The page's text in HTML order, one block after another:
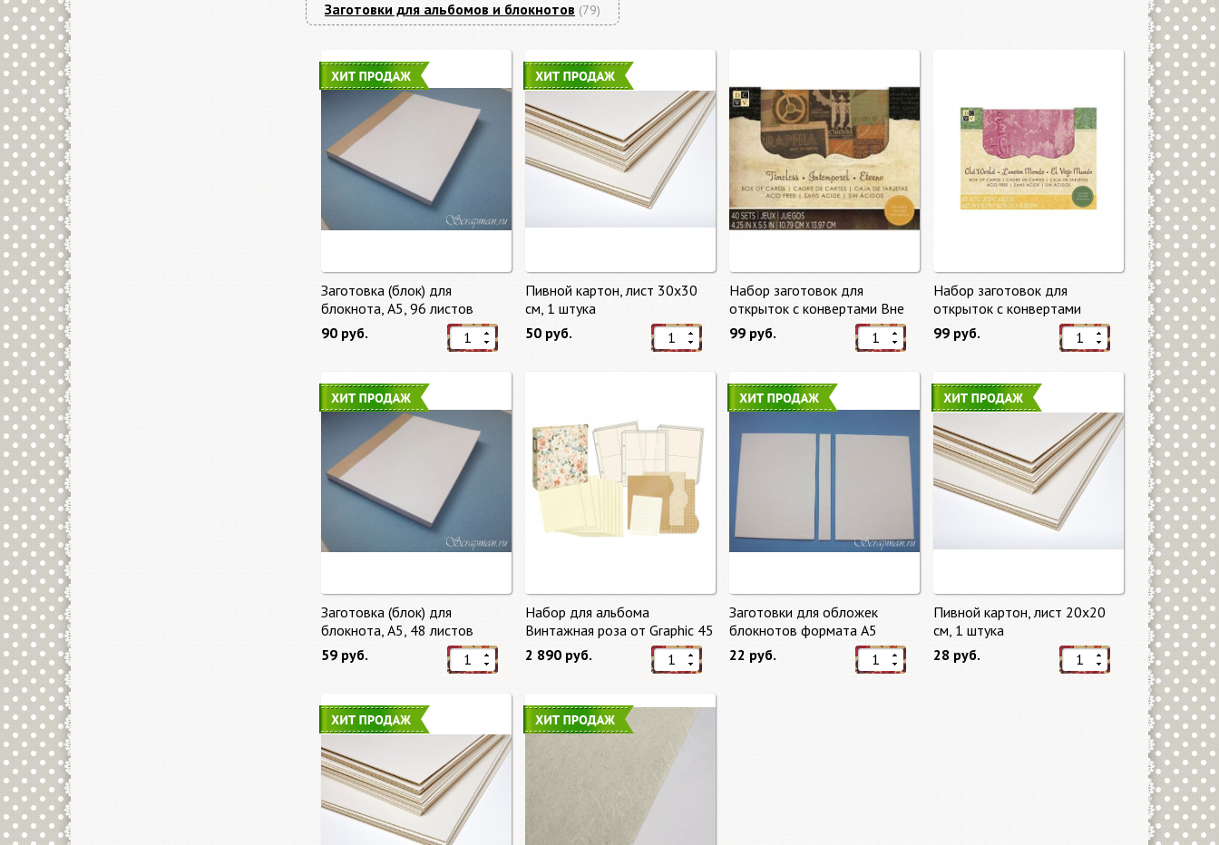
Заготовки для альбомов и блокнотов (79)
Заготовка (блок) для
блокнота, А5, 96 листов
90 руб.
Пивной картон, лист 30х30
cм, 1 штука
50 руб.
Набор заготовок для
открыток с конвертами Вне
времени (Timeless) от DCWV
99 руб.
Набор заготовок для
открыток с конвертами
Старый мир (Old World) от
DCWV
99 руб.
Заготовка (блок) для
блокнота, А5, 48 листов
59 руб.
Набор для альбома
Винтажная роза от Graphic 45
2 890 руб.
Заготовки для обложек
блокнотов формата А5
22 руб.
Пивной картон, лист 20х20
cм, 1 штука
28 руб.